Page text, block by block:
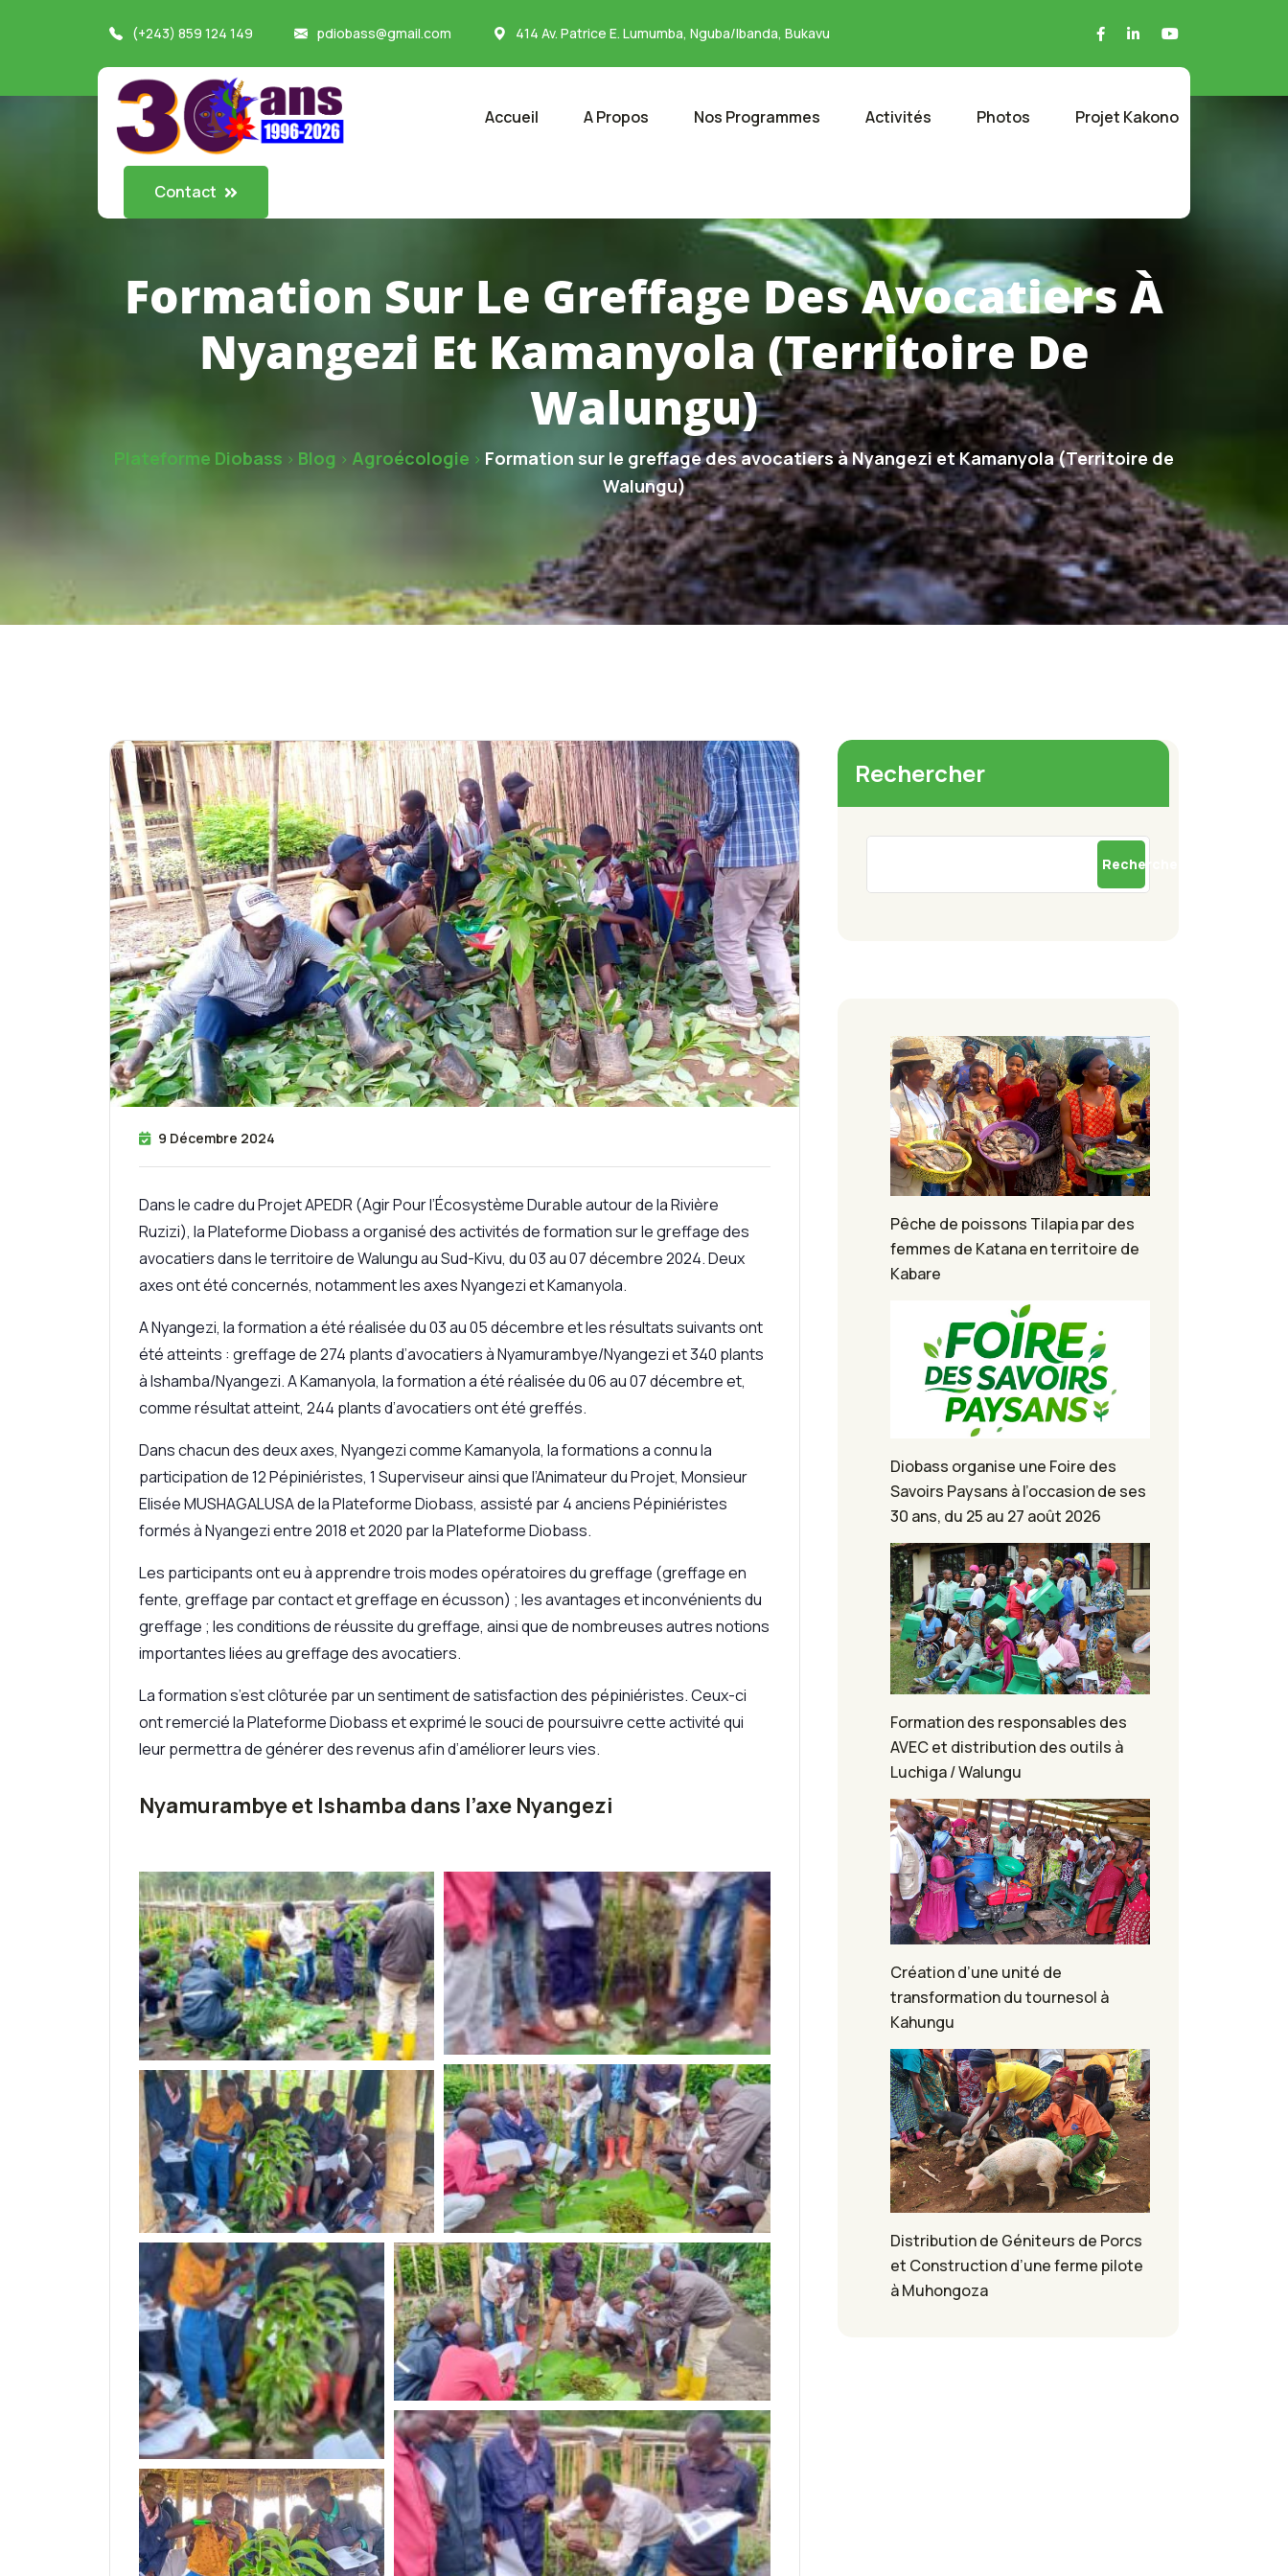
(+243) 859 124 149 pdiobass@gmail.com 414 Av. Patrice E. Lumumba, Nguba/Ibanda, Bukavu
Accueil A Propos Nos Programmes Activités Photos Projet Kakono
Contact
Formation Sur Le Greffage Des Avocatiers À
Nyangezi Et Kamanyola (Territoire De
Walungu)
Plateforme Diobass > Blog > Agroécologie > Formation sur le greffage des avocatiers à Nyangezi et Kamanyola (Territoire de
Walungu)
9 Décembre 2024
Dans le cadre du Projet APEDR (Agir Pour l’Écosystème Durable autour de la Rivière
Ruzizi), la Plateforme Diobass a organisé des activités de formation sur le greffage des
avocatiers dans le territoire de Walungu au Sud-Kivu, du 03 au 07 décembre 2024. Deux
axes ont été concernés, notamment les axes Nyangezi et Kamanyola.
A Nyangezi, la formation a été réalisée du 03 au 05 décembre et les résultats suivants ont
été atteints : greffage de 274 plants d’avocatiers à Nyamurambye/Nyangezi et 340 plants
à Ishamba/Nyangezi. A Kamanyola, la formation a été réalisée du 06 au 07 décembre et,
comme résultat atteint, 244 plants d’avocatiers ont été greffés.
Dans chacun des deux axes, Nyangezi comme Kamanyola, la formations a connu la
participation de 12 Pépiniéristes, 1 Superviseur ainsi que l’Animateur du Projet, Monsieur
Elisée MUSHAGALUSA de la Plateforme Diobass, assisté par 4 anciens Pépiniéristes
formés à Nyangezi entre 2018 et 2020 par la Plateforme Diobass.
Les participants ont eu à apprendre trois modes opératoires du greffage (greffage en
fente, greffage par contact et greffage en écusson) ; les avantages et inconvénients du
greffage ; les conditions de réussite du greffage, ainsi que de nombreuses autres notions
importantes liées au greffage des avocatiers.
La formation s’est clôturée par un sentiment de satisfaction des pépiniéristes. Ceux-ci
ont remercié la Plateforme Diobass et exprimé le souci de poursuivre cette activité qui
leur permettra de générer des revenus afin d’améliorer leurs vies.
Nyamurambye et Ishamba dans l’axe Nyangezi
Rechercher
Rechercher
Pêche de poissons Tilapia par des
femmes de Katana en territoire de
Kabare
Diobass organise une Foire des
Savoirs Paysans à l’occasion de ses
30 ans, du 25 au 27 août 2026
Formation des responsables des
AVEC et distribution des outils à
Luchiga / Walungu
Création d’une unité de
transformation du tournesol à
Kahungu
Distribution de Géniteurs de Porcs
et Construction d’une ferme pilote
à Muhongoza